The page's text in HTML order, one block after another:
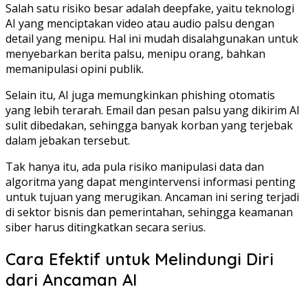
Salah satu risiko besar adalah deepfake, yaitu teknologi
AI yang menciptakan video atau audio palsu dengan
detail yang menipu. Hal ini mudah disalahgunakan untuk
menyebarkan berita palsu, menipu orang, bahkan
memanipulasi opini publik.
Selain itu, AI juga memungkinkan phishing otomatis
yang lebih terarah. Email dan pesan palsu yang dikirim AI
sulit dibedakan, sehingga banyak korban yang terjebak
dalam jebakan tersebut.
Tak hanya itu, ada pula risiko manipulasi data dan
algoritma yang dapat mengintervensi informasi penting
untuk tujuan yang merugikan. Ancaman ini sering terjadi
di sektor bisnis dan pemerintahan, sehingga keamanan
siber harus ditingkatkan secara serius.
Cara Efektif untuk Melindungi Diri
dari Ancaman AI